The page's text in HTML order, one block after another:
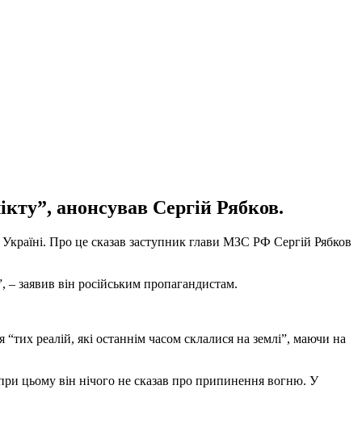
анонсував Сергій Рябков.
Про це сказав заступник глави МЗС РФ Сергій Рябков
– заявив він російським пропагандистам.
реалій, які останнім часом склалися на землі”, маючи на
цьому він нічого не сказав про припинення вогню. У